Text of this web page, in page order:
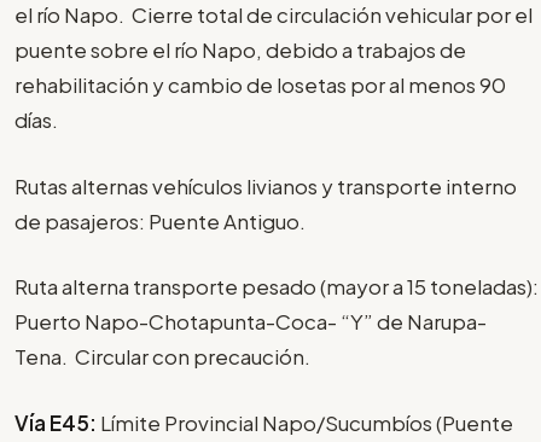
el río Napo. Cierre total de circulación vehicular por el
puente sobre el río Napo, debido a trabajos de
rehabilitación y cambio de losetas por al menos 90
días.
Rutas alternas vehículos livianos y transporte interno
de pasajeros: Puente Antiguo.
Ruta alterna transporte pesado (mayor a 15 toneladas):
Puerto Napo-Chotapunta-Coca- “Y” de Narupa-
Tena. Circular con precaución.
Vía E45: Límite Provincial Napo/Sucumbíos (Puente